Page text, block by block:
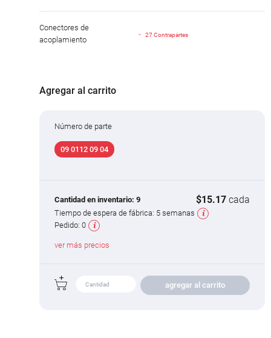
Conectores de
acoplamiento
27 Contrapartes
Agregar al carrito
Número de parte
09 0112 09 04
Cantidad en inventario: 9 $15.17 cada
Tiempo de espera de fábrica: 5 semanas
Pedido: 0
ver más precios
agregar al carrito